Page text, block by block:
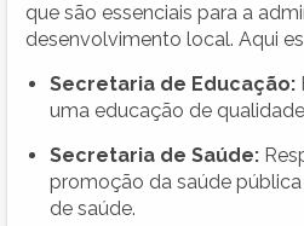
que são essenciais para a
desenvolvimento local. Aqui
Secretaria de Educação:
uma educação de
Secretaria de Saúde:
promoção da saúde
de saúde.